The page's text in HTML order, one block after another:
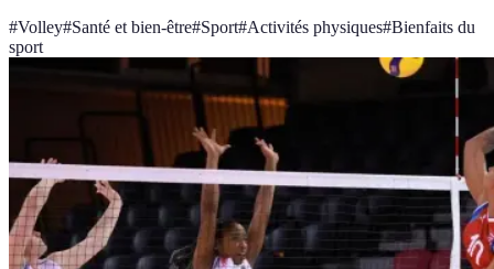
#Volley#Santé et bien-être#Sport#Activités physiques#Bienfaits du
sport